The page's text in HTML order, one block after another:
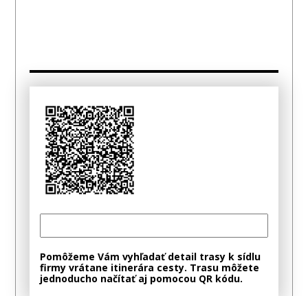
Pomôžeme Vám vyhľadať detail trasy k sídlu
firmy vrátane itinerára cesty. Trasu môžete
jednoducho načítať aj pomocou QR kódu.